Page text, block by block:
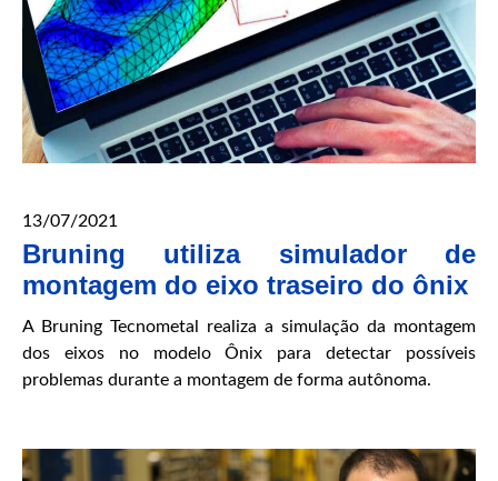
13/07/2021
Bruning utiliza simulador de
montagem do eixo traseiro do ônix
A Bruning Tecnometal realiza a simulação da montagem
dos eixos no modelo Ônix para detectar possíveis
problemas durante a montagem de forma autônoma.